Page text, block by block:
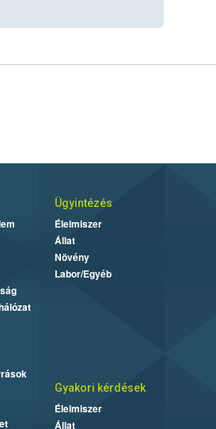
Ügyintézés
Élelmiszer
Állat
Növény
Labor/Egyéb
Gyakori kérdések
Élelmiszer
Állat